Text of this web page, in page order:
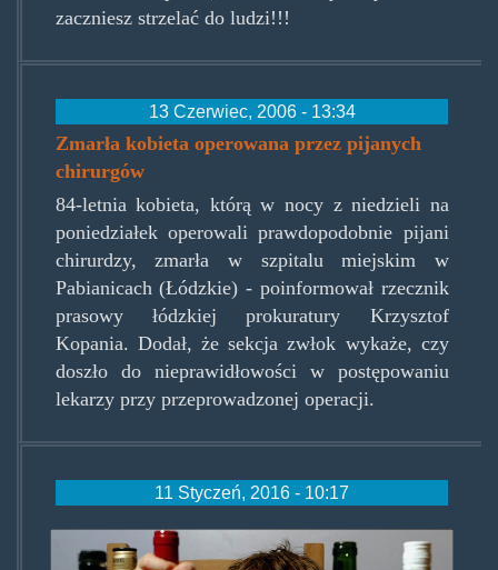
zaczniesz strzelać do ludzi!!!
13 Czerwiec, 2006 - 13:34
Zmarła kobieta operowana przez pijanych
chirurgów
84-letnia kobieta, którą w nocy z niedzieli na
poniedziałek operowali prawdopodobnie pijani
chirurdzy, zmarła w szpitalu miejskim w
Pabianicach (Łódzkie) - poinformował rzecznik
prasowy łódzkiej prokuratury Krzysztof
Kopania. Dodał, że sekcja zwłok wykaże, czy
doszło do nieprawidłowości w postępowaniu
lekarzy przy przeprowadzonej operacji.
11 Styczeń, 2016 - 10:17
20120920_kidsbooze.jpg